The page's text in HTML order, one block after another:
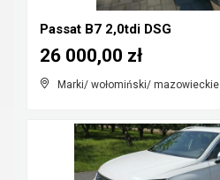
Passat B7 2,0tdi DSG
Marki/ wołomiński/ mazowieckie
26 000,00 zł